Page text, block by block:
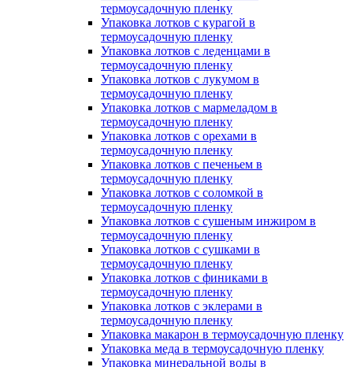
термоусадочную пленку
Упаковка лотков с курагой в
термоусадочную пленку
Упаковка лотков с леденцами в
термоусадочную пленку
Упаковка лотков с лукумом в
термоусадочную пленку
Упаковка лотков с мармеладом в
термоусадочную пленку
Упаковка лотков с орехами в
термоусадочную пленку
Упаковка лотков с печеньем в
термоусадочную пленку
Упаковка лотков с соломкой в
термоусадочную пленку
Упаковка лотков с сушеным инжиром в
термоусадочную пленку
Упаковка лотков с сушками в
термоусадочную пленку
Упаковка лотков с финиками в
термоусадочную пленку
Упаковка лотков с эклерами в
термоусадочную пленку
Упаковка макарон в термоусадочную пленку
Упаковка меда в термоусадочную пленку
Упаковка минеральной воды в